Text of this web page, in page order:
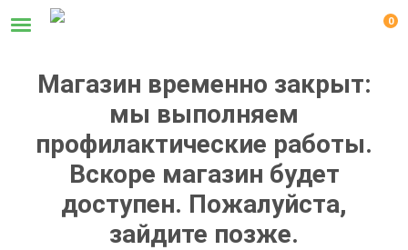
0
Магазин временно закрыт:
мы выполняем
профилактические работы.
Вскоре магазин будет
доступен. Пожалуйста,
зайдите позже.